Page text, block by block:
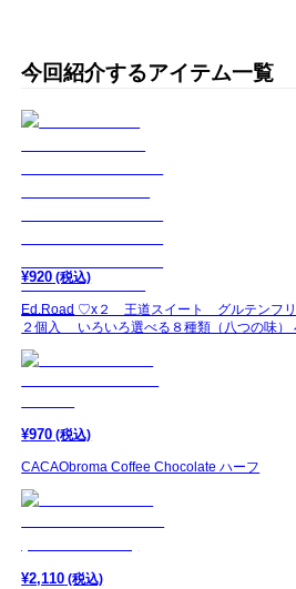
今回紹介するアイテム一覧
¥920 (税込)
Ed.Road ♡x２ 王道スイート グルテンフリ
２個入 いろいろ選べる８種類（八つの味
¥970 (税込)
CACAObroma Coffee Chocolate ハーフ
¥2,110 (税込)